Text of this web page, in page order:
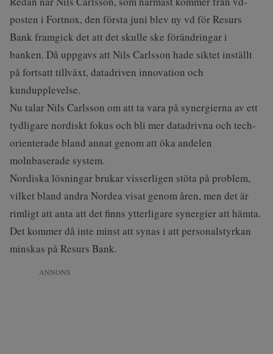
posten i Fortnox, den första juni blev ny vd för Resurs
Bank framgick det att det skulle ske förändringar i
banken. Då uppgavs att Nils Carlsson hade siktet inställt
på fortsatt tillväxt, datadriven innovation och
kundupplevelse.
Nu talar Nils Carlsson om att ta vara på synergierna av ett
tydligare nordiskt fokus och bli mer datadrivna och tech-
orienterade bland annat genom att öka andelen
molnbaserade system.
Nordiska lösningar brukar visserligen stöta på problem,
vilket bland andra Nordea visat genom åren, men det är
rimligt att anta att det finns ytterligare synergier att hämta.
Det kommer då inte minst att synas i att personalstyrkan
minskas på Resurs Bank.
ANNONS